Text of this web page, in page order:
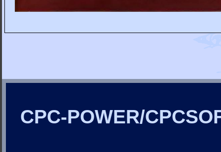
CPC-POWER/